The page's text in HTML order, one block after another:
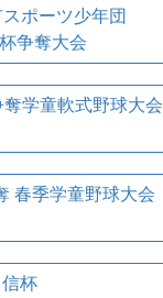
ポーツ少年団
争奪大会
学童軟式野球大会
春季学童野球大会
杯